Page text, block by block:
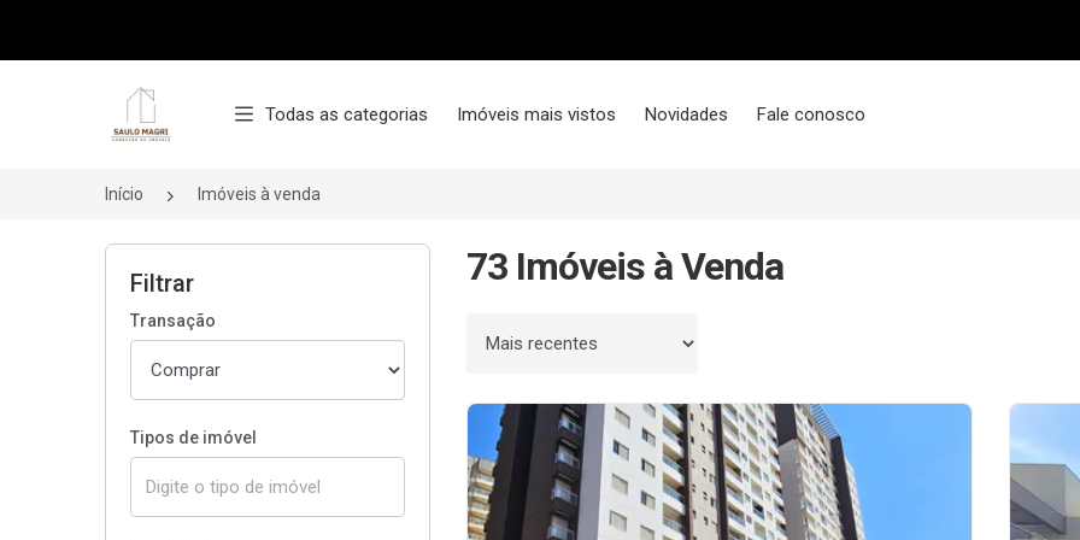
Página inicial
Todas as categorias Imóveis mais vistos Novidades Fale conosco
Início Imóveis à venda
Filtrar
Transação
Tipos de imóvel
73 Imóveis à Venda
Ordenar por